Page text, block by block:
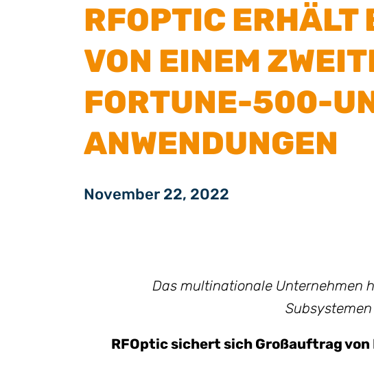
RFOPTIC ERHÄLT
VON EINEM
FORTUNE-500-
ANWENDUNGEN
November 22, 2022
Das multinationale Unternehmen
RFOptic sichert sich Großauftrag